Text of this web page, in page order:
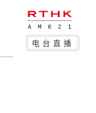
电台直播